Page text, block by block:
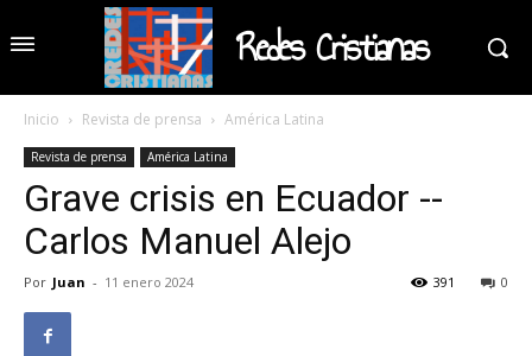
Redes Cristianas
Inicio Revista de prensa América Latina
Revista de prensa América Latina
Grave crisis en Ecuador --
Carlos Manuel Alejo
Por Juan - 11 enero 2024 0
391